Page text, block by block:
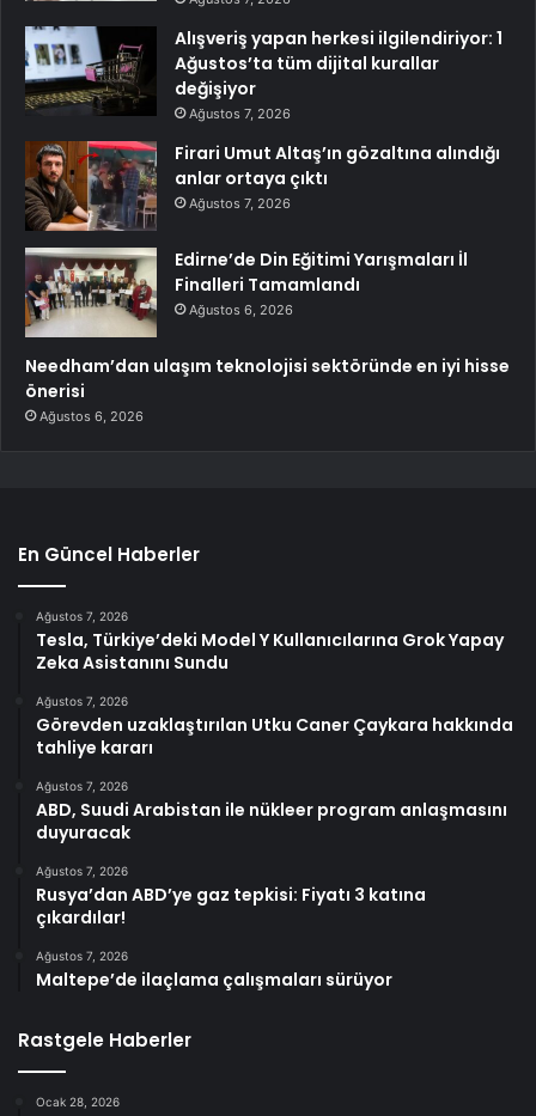
Alışveriş yapan herkesi ilgilendiriyor: 1
Ağustos’ta tüm dijital kurallar
değişiyor
Ağustos 7, 2026
Firari Umut Altaş’ın gözaltına alındığı
anlar ortaya çıktı
Ağustos 7, 2026
Edirne’de Din Eğitimi Yarışmaları İl
Finalleri Tamamlandı
Ağustos 6, 2026
Needham’dan ulaşım teknolojisi sektöründe en iyi hisse
önerisi
Ağustos 6, 2026
En Güncel Haberler
Ağustos 7, 2026
Tesla, Türkiye’deki Model Y Kullanıcılarına Grok Yapay
Zeka Asistanını Sundu
Ağustos 7, 2026
Görevden uzaklaştırılan Utku Caner Çaykara hakkında
tahliye kararı
Ağustos 7, 2026
ABD, Suudi Arabistan ile nükleer program anlaşmasını
duyuracak
Ağustos 7, 2026
Rusya’dan ABD’ye gaz tepkisi: Fiyatı 3 katına
çıkardılar!
Ağustos 7, 2026
Maltepe’de ilaçlama çalışmaları sürüyor
Rastgele Haberler
Ocak 28, 2026